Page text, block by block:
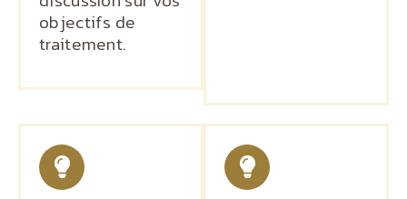
objectifs de
traitement.